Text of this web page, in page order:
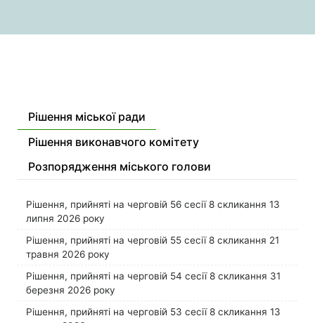
Рішення міської ради
Рішення виконавчого комітету
Розпорядження міського голови
Рішення, прийняті на черговій 56 сесії 8 скликання 13
липня 2026 року
Рішення, прийняті на черговій 55 сесії 8 скликання 21
травня 2026 року
Рішення, прийняті на черговій 54 сесії 8 скликання 31
березня 2026 року
Рішення, прийняті на черговій 53 сесії 8 скликання 13